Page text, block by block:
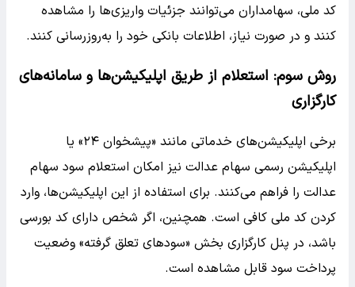
کد ملی، سهامداران می‌توانند جزئیات واریزی‌ها را مشاهده
کنند و در صورت نیاز، اطلاعات بانکی خود را به‌روزرسانی کنند.
روش سوم: استعلام از طریق اپلیکیشن‌ها و سامانه‌های
کارگزاری
برخی اپلیکیشن‌های خدماتی مانند «پیشخوان ۲۴» یا
اپلیکیشن رسمی سهام عدالت نیز امکان استعلام سود سهام
عدالت را فراهم می‌کنند. برای استفاده از این اپلیکیشن‌ها، وارد
کردن کد ملی کافی است. همچنین، اگر شخص دارای کد بورسی
باشد، در پنل کارگزاری بخش «سودهای تعلق گرفته» وضعیت
پرداخت سود قابل مشاهده است.